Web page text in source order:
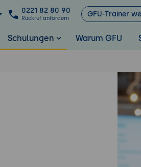
0221 82 80 90
Rückruf anfordern GFU-Trainer
Schulungen Warum GFU